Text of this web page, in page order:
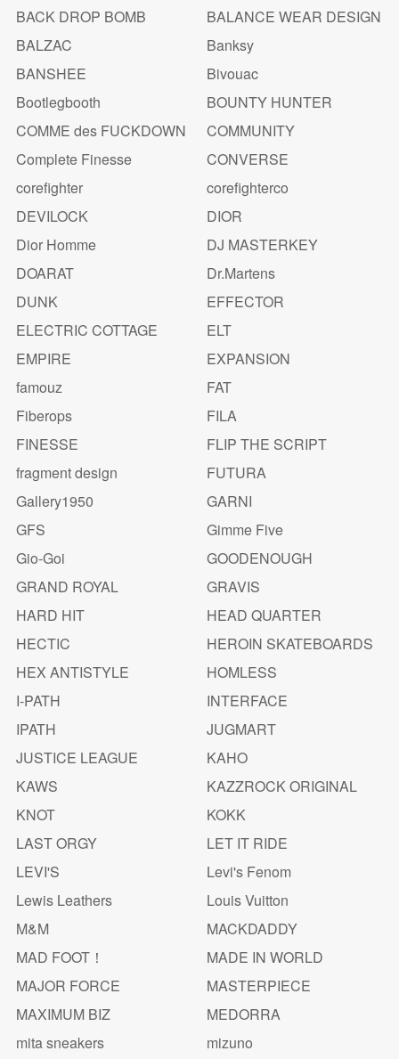
BACK DROP BOMB
BALANCE WEAR DESIGN
BALZAC
Banksy
BANSHEE
Bivouac
Bootlegbooth
BOUNTY HUNTER
COMME des FUCKDOWN
COMMUNITY
Complete Finesse
CONVERSE
corefighter
corefighterco
DEVILOCK
DIOR
Dior Homme
DJ MASTERKEY
DOARAT
Dr.Martens
DUNK
EFFECTOR
ELECTRIC COTTAGE
ELT
EMPIRE
EXPANSION
famouz
FAT
Fiberops
FILA
FINESSE
FLIP THE SCRIPT
fragment design
FUTURA
Gallery1950
GARNI
GFS
Gimme Five
Gio-Goi
GOODENOUGH
GRAND ROYAL
GRAVIS
HARD HIT
HEAD QUARTER
HECTIC
HEROIN SKATEBOARDS
HEX ANTISTYLE
HOMLESS
I-PATH
INTERFACE
IPATH
JUGMART
JUSTICE LEAGUE
KAHO
KAWS
KAZZROCK ORIGINAL
KNOT
KOKK
LAST ORGY
LET IT RIDE
LEVI'S
Levi's Fenom
Lewis Leathers
Louis Vuitton
M&M
MACKDADDY
MAD FOOT！
MADE IN WORLD
MAJOR FORCE
MASTERPIECE
MAXIMUM BIZ
MEDORRA
mita sneakers
mizuno